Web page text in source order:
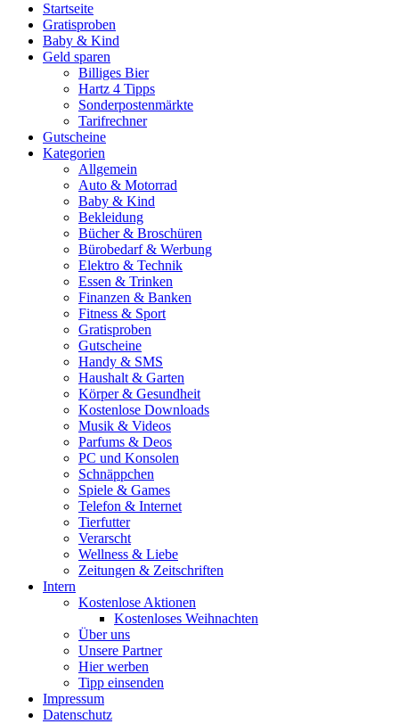
Startseite
Gratisproben
Baby & Kind
Geld sparen
Billiges Bier
Hartz 4 Tipps
Sonderpostenmärkte
Tarifrechner
Gutscheine
Kategorien
Allgemein
Auto & Motorrad
Baby & Kind
Bekleidung
Bücher & Broschüren
Bürobedarf & Werbung
Elektro & Technik
Essen & Trinken
Finanzen & Banken
Fitness & Sport
Gratisproben
Gutscheine
Handy & SMS
Haushalt & Garten
Körper & Gesundheit
Kostenlose Downloads
Musik & Videos
Parfums & Deos
PC und Konsolen
Schnäppchen
Spiele & Games
Telefon & Internet
Tierfutter
Verarscht
Wellness & Liebe
Zeitungen & Zeitschriften
Intern
Kostenlose Aktionen
Kostenloses Weihnachten
Über uns
Unsere Partner
Hier werben
Tipp einsenden
Impressum
Datenschutz